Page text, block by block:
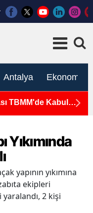
Antalya Ekonomi
TBMM'de Kabul
Yıkımında
yapının yıkımına
ekipleri
2 kişi